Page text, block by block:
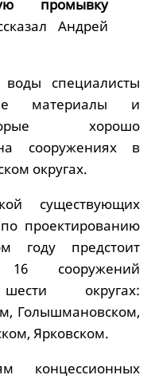
промывку
Андрей
специалисты
материалы и
хорошо
сооружениях в
округах.
существующих
проектированию
году предстоит
16 сооружений
округах:
Голышмановском,
Ярковском.
концессионных